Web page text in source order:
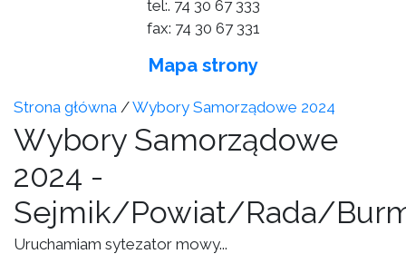
tel:. 74 30 67 333
fax: 74 30 67 331
Mapa strony
Strona główna /Wybory Samorządowe 2024
Wybory Samorządowe
2024 -
Sejmik/Powiat/Rada/
Uruchamiam sytezator mowy...